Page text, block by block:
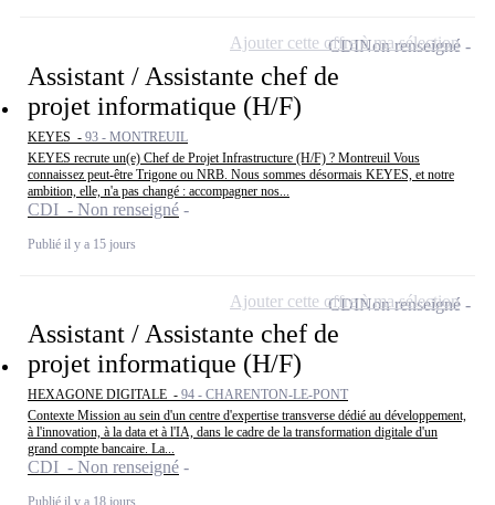
Assistant / Assistante chef de
projet informatique (H/F)
KEYES - 93 - MONTREUIL
KEYES recrute un(e) Chef de Projet Infrastructure (H/F) ? Montreuil Vous
connaissez peut-être Trigone ou NRB. Nous sommes désormais KEYES, et notre
ambition, elle, n'a pas changé : accompagner nos...
CDI - Non renseigné
Publié il y a 15 jours
CDINon renseigné
Ajouter cette offre à ma sélection
Assistant / Assistante chef de
projet informatique (H/F)
HEXAGONE DIGITALE - 94 - CHARENTON-LE-PONT
Contexte Mission au sein d'un centre d'expertise transverse dédié au développement,
à l'innovation, à la data et à l'IA, dans le cadre de la transformation digitale d'un
grand compte bancaire. La...
CDI - Non renseigné
CDINon renseigné
Ajouter cette offre à ma sélection